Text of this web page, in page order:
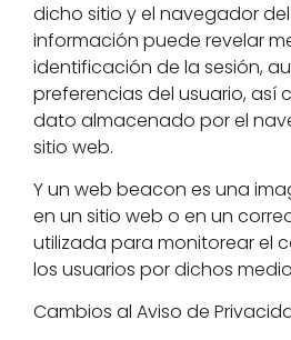
dicho sitio y el navegador del
información puede revelar
identificación de la sesión,
preferencias del usuario, así
dato almacenado por el
sitio web.
Y un web beacon es una
en un sitio web o en un
utilizada para monitorear el
los usuarios por dichos
Cambios al Aviso de